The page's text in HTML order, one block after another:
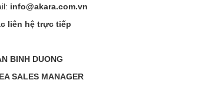
info@akara.com.vn
liên hệ trực tiếp
BINH DUONG
SALES MANAGER